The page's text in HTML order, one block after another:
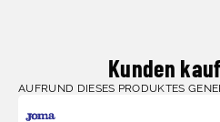
Kunden
AUFRUND DIESES PRODUKTES